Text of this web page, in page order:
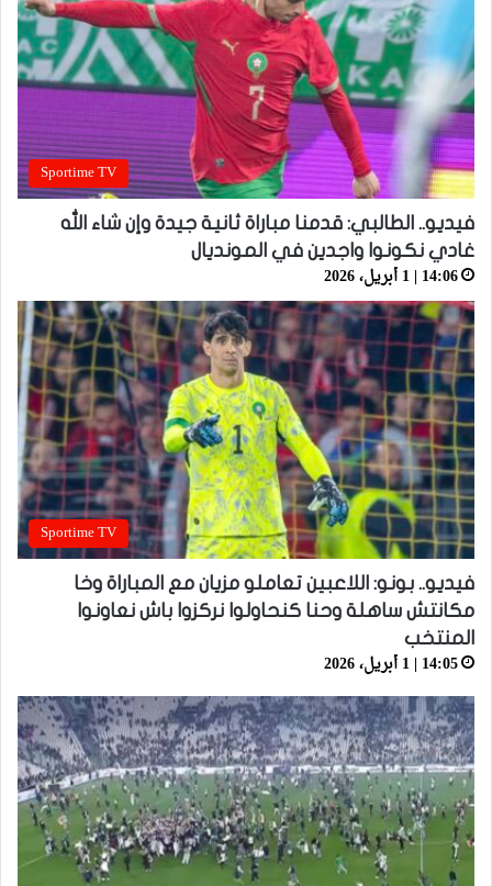
Sportime TV
فيديو.. الطالبي: قدمنا مباراة ثانية جيدة وإن شاء الله
غادي نكونوا واجدين في المونديال
14:06 | 1 أبريل، 2026
Sportime TV
فيديو.. بونو: اللاعبين تعاملو مزيان مع المباراة وخا
مكانتش ساهلة وحنا كنحاولوا نركزوا باش نعاونوا
المنتخب
14:05 | 1 أبريل، 2026